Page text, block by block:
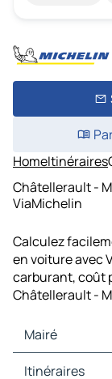
HomeItinéraires
Châtellerault -
ViaMichelin
Calculez
en voiture avec
carburant, coût
Châtellerault -
Mairé
Mairé Cartes et
Itinéraires